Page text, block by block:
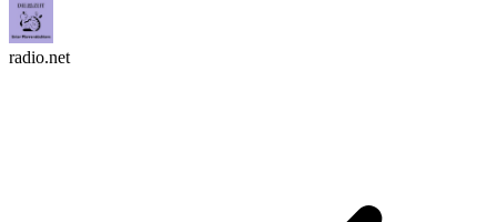
radio.net